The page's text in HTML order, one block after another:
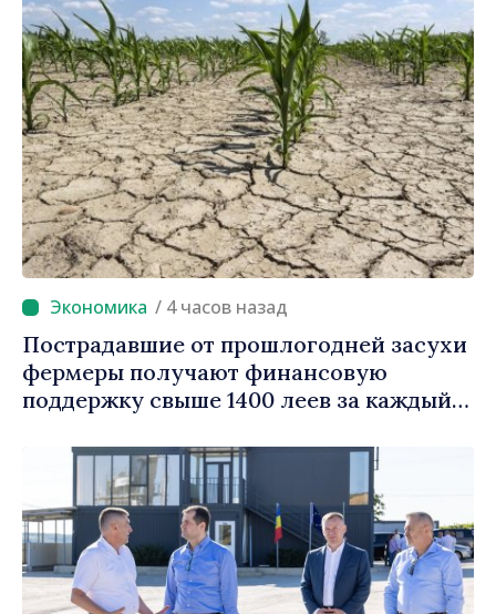
/ 4 часов назад
Пострадавшие от прошлогодней засухи
фермеры получают финансовую
поддержку свыше 1400 леев за каждый